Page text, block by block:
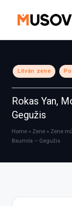
Posted
in
Litván zene
Rokas Yan,
Gegužis
Home » Zene » Zene
Baumila – Gegužis